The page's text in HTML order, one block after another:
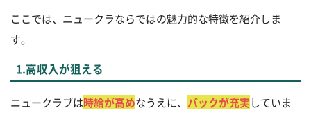
ここでは、ニュークラならではの魅力的な特徴を紹介しま
す。
1.高収入が狙える
ニュークラブは時給が高めなうえに、 バックが充実していま